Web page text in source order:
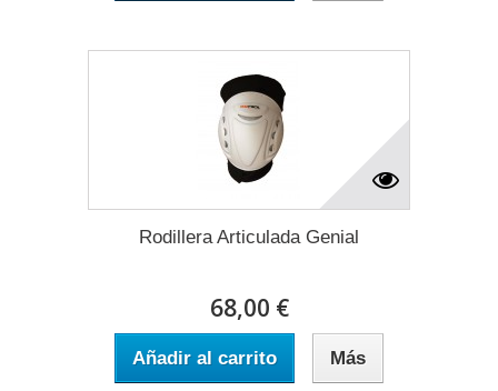
Rodillera Articulada Genial
68,00 €
Añadir al carrito Más